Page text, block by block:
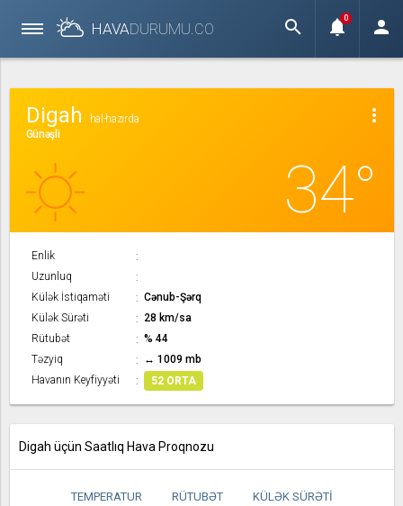
HAVADURUMU.CO search notifications
0 person
more_vert
Digah
hal-hazırda
Günəşli
34°
Enlik
Uzunluq
Külək İstiqaməti
Cənub-Şərq
Külək Sürəti
28 km/sa
Rütubət
% 44
Təzyiq
↔ 1009 mb
Havanın Keyfiyyəti
52 ORTA
Digah üçün Saatlıq Hava Proqnozu
TEMPERATUR RÜTUBƏT KÜLƏK SÜRƏTI